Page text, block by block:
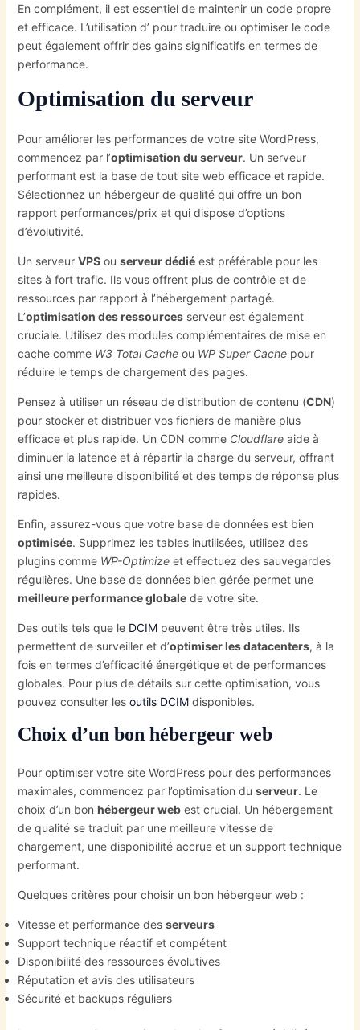
En complément, il est essentiel de maintenir un code propre
et efficace. L’utilisation d’ pour traduire ou optimiser le code
peut également offrir des gains significatifs en termes de
performance.
Optimisation du serveur
Pour améliorer les performances de votre site WordPress,
commencez par l’optimisation du serveur. Un serveur
performant est la base de tout site web efficace et rapide.
Sélectionnez un hébergeur de qualité qui offre un bon
rapport performances/prix et qui dispose d’options
d’évolutivité.
Un serveur VPSou serveur dédiéest préférable pour les
sites à fort trafic. Ils vous offrent plus de contrôle et de
ressources par rapport à l’hébergement partagé.
L’optimisation des ressourcesserveur est également
cruciale. Utilisez des modules complémentaires de mise en
cache comme W3 Total Cacheou WP Super Cachepour
réduire le temps de chargement des pages.
Pensez à utiliser un réseau de distribution de contenu (CDN)
pour stocker et distribuer vos fichiers de manière plus
efficace et plus rapide. Un CDN comme Cloudflareaide à
diminuer la latence et à répartir la charge du serveur, offrant
ainsi une meilleure disponibilité et des temps de réponse plus
rapides.
Enfin, assurez-vous que votre base de données est bien
optimisée. Supprimez les tables inutilisées, utilisez des
plugins comme WP-Optimizeet effectuez des sauvegardes
régulières. Une base de données bien gérée permet une
meilleure performance globalede votre site.
Des outils tels que le DCIMpeuvent être très utiles. Ils
permettent de surveiller et d’optimiser les datacenters, à la
fois en termes d’efficacité énergétique et de performances
globales. Pour plus de détails sur cette optimisation, vous
pouvez consulter les outils DCIMdisponibles.
Choix d’un bon hébergeur web
Pour optimiser votre site WordPress pour des performances
maximales, commencez par l’optimisation du serveur. Le
choix d’un bon hébergeur webest crucial. Un hébergement
de qualité se traduit par une meilleure vitesse de
chargement, une disponibilité accrue et un support technique
performant.
Quelques critères pour choisir un bon hébergeur web :
Vitesse et performance des serveurs
Support technique réactif et compétent
Disponibilité des ressources évolutives
Réputation et avis des utilisateurs
Sécurité et backups réguliers